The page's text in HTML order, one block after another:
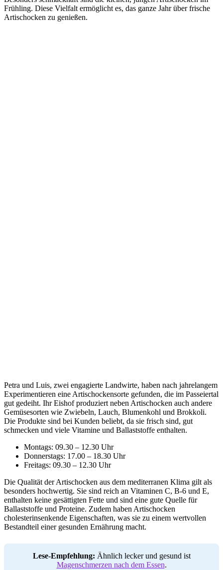
Frühling. Diese Vielfalt ermöglicht es, das ganze Jahr über frische
Artischocken zu genießen.
Petra und Luis, zwei engagierte Landwirte, haben nach jahrelangem
Experimentieren eine Artischockensorte gefunden, die im Passeiertal
gut gedeiht. Ihr Eishof produziert neben Artischocken auch andere
Gemüsesorten wie Zwiebeln, Lauch, Blumenkohl und Brokkoli.
Die Produkte sind bei Kunden beliebt, da sie frisch sind, gut
schmecken und viele Vitamine und Ballaststoffe enthalten.
Montags: 09.30 – 12.30 Uhr
Donnerstags: 17.00 – 18.30 Uhr
Freitags: 09.30 – 12.30 Uhr
Die Qualität der Artischocken aus dem mediterranen Klima gilt als
besonders hochwertig. Sie sind reich an Vitaminen C, B-6 und E,
enthalten keine gesättigten Fette und sind eine gute Quelle für
Ballaststoffe und Proteine. Zudem haben Artischocken
cholesterinsenkende Eigenschaften, was sie zu einem wertvollen
Bestandteil einer gesunden Ernährung macht.
Lese-Empfehlung: Ähnlich lecker und gesund ist
Magenschmerzen nach dem Essen.